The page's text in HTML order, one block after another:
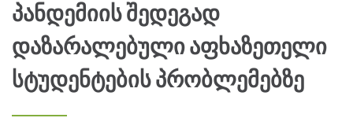
პანდემიის შედეგად
დაზარალებული აფხაზეთელი
სტუდენტების პრობლემებზე